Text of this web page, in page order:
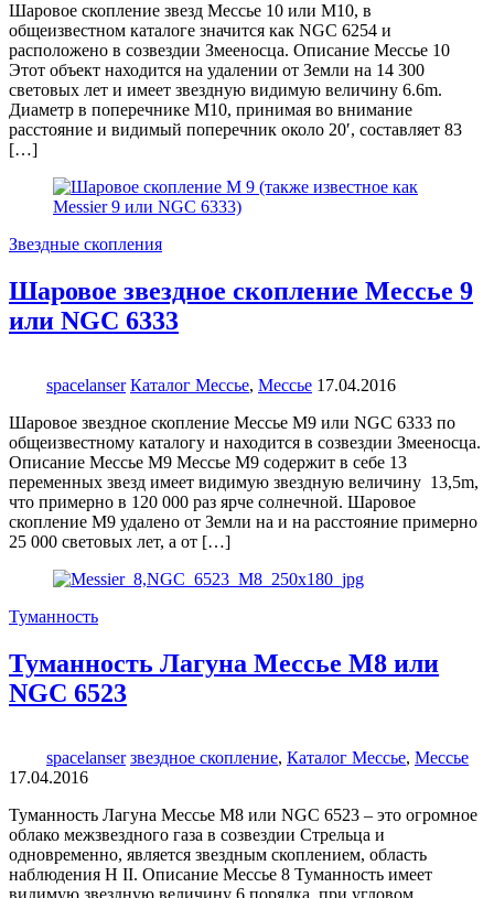
Шаровое скопление звезд Мессье 10 или М10, в
общеизвестном каталоге значится как NGC 6254 и
расположено в созвездии Змееносца. Описание Мессье 10
Этот объект находится на удалении от Земли на 14 300
световых лет и имеет звездную видимую величину 6.6m.
Диаметр в поперечнике М10, принимая во внимание
расстояние и видимый поперечник около 20′, составляет 83
[…]
Звездные скопления
Шаровое звездное скопление Мессье 9
или NGC 6333
spacelanser Каталог Мессье, Мессье 17.04.2016
Шаровое звездное скопление Мессье М9 или NGC 6333 по
общеизвестному каталогу и находится в созвездии Змееносца.
Описание Мессье М9 Мессье М9 содержит в себе 13
переменных звезд имеет видимую звездную величину 13,5m,
что примерно в 120 000 раз ярче солнечной. Шаровое
скопление М9 удалено от Земли на и на расстояние примерно
25 000 световых лет, а от […]
Туманность
Туманность Лагуна Мессье М8 или
NGC 6523
spacelanser звездное скопление, Каталог Мессье, Мессье
17.04.2016
Туманность Лагуна Мессье М8 или NGC 6523 – это огромное
облако межзвездного газа в созвездии Стрельца и
одновременно, является звездным скоплением, область
наблюдения H II. Описание Мессье 8 Туманность имеет
видимую звездную величину 6 порядка, при угловом